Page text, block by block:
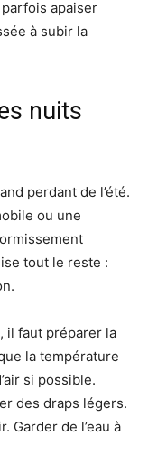
apaiser
à subir la
nuits
perdant de l’été.
ou une
tout le reste :
il faut préparer la
la température
si possible.
des draps légers.
Garder de l’eau à